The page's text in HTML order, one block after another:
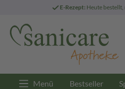
E-Rezept: Heute bestellt,
Menü Bestseller